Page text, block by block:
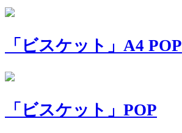
「ビスケット」A4 POP
「ビスケット」POP